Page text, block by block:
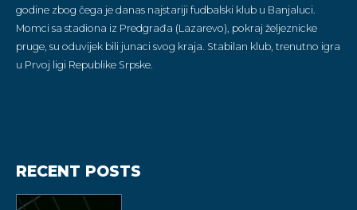
godine zbog čega je danas najstariji fudbalski klub u Banjaluci.
Momci sa stadiona iz Predgrađa (Lazarevo), pokraj željeznicke
pruge, su oduvijek bili junaci svog kraja. Stabilan klub, trenutno igra
u Prvoj ligi Republike Srpske.
RECENT POSTS